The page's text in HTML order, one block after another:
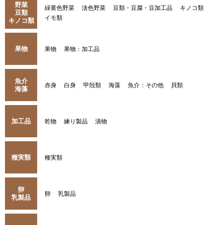
野菜
豆類
キノコ類
緑黄色野菜 淡色野菜 豆類・豆腐・豆加工品
キノコ類
イモ類
果物 果物 果物：加工品
魚介
海藻
赤身 白身 甲殻類 海藻 魚介：その他 貝類
加工品 乾物 練り製品 漬物
種実類 種実類
卵
乳製品
卵 乳製品